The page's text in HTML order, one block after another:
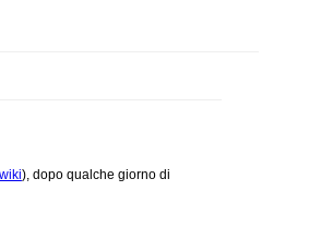
wiki), dopo qualche giorno di